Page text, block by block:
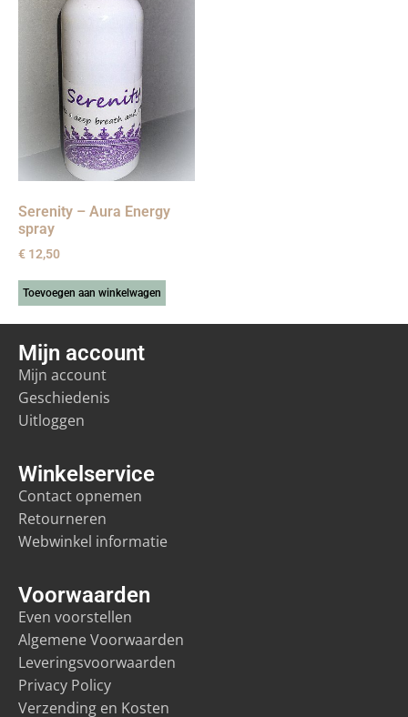
Serenity – Aura Energy
spray
€ 12,50
Toevoegen aan winkelwagen
Voorwaarden
Even voorstellen
Algemene Voorwaarden
Leveringsvoorwaarden
Privacy Policy
Verzending en Kosten
Winkelservice
Contact opnemen
Retourneren
Webwinkel informatie
Mijn account
Mijn account
Geschiedenis
Uitloggen